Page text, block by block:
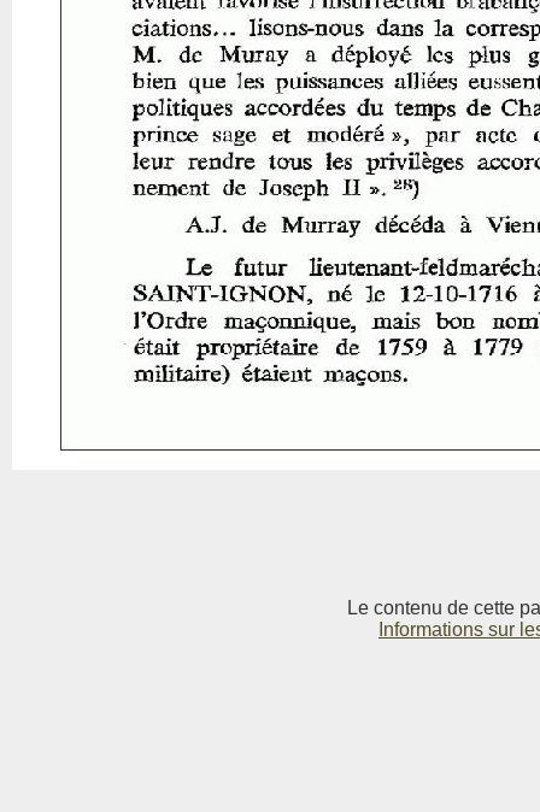
Le contenu de cette
Informations sur